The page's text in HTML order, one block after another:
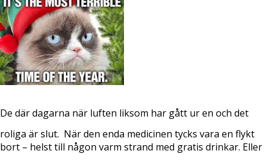
De där dagarna när luften liksom har gått ur en och det
roliga är slut. När den enda medicinen tycks vara en flykt
bort – helst till någon varm strand med gratis drinkar. Eller